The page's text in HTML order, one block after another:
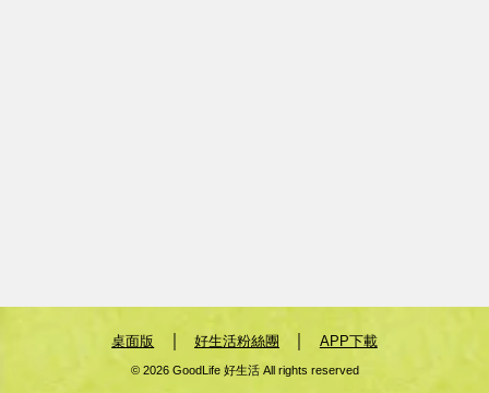
桌面版 好生活粉絲團 APP下載
© 2026 GoodLife 好生活 All rights reserved